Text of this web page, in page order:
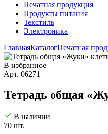
Печатная продукция
Продукты питания
Текстиль
Электроника
ГлавнаяКаталогПечатная
В избранное
Арт. 06271
Тетрадь общая
В наличии
70 шт.